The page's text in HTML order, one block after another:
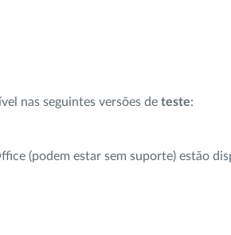
nas seguintes versões de teste:
(podem estar sem suporte) estão